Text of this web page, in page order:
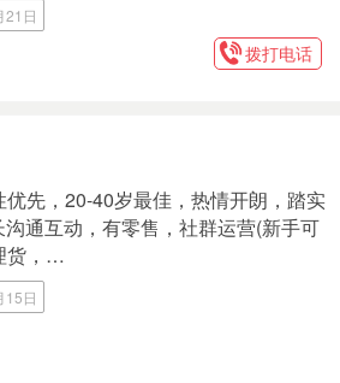
21日
拨打电话
优先，20-40岁最佳，热情开朗，踏实
通互动，有零售，社群运营(新手可
货，…
15日